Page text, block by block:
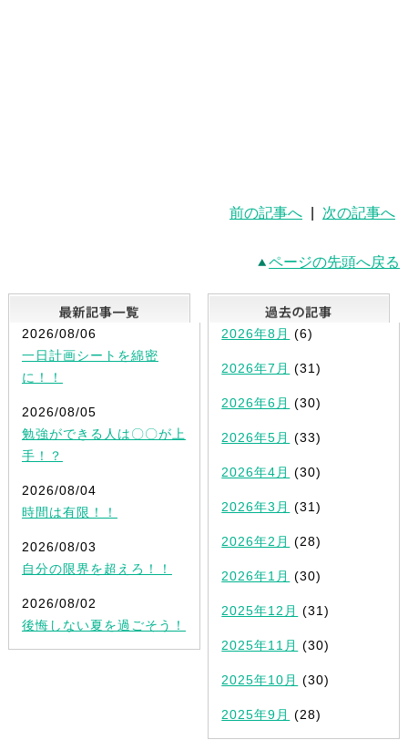
前の記事へ 次の記事へ
ページの先頭へ戻る
最新記事一覧
2026/08/06
一日計画シートを綿密
に！！
2026/08/05
勉強ができる人は〇〇が上
手！？
2026/08/04
時間は有限！！
2026/08/03
自分の限界を超えろ！！
2026/08/02
後悔しない夏を過ごそう！
2026年8月 (6)
2026年7月 (31)
2026年6月 (30)
2026年5月 (33)
2026年4月 (30)
2026年3月 (31)
2026年2月 (28)
2026年1月 (30)
2025年12月 (31)
2025年11月 (30)
2025年10月 (30)
2025年9月 (28)